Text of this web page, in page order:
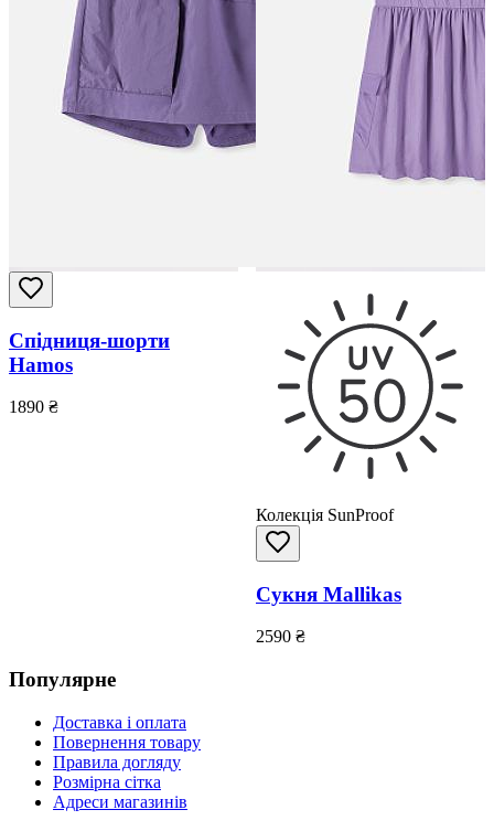
Спідниця-шорти
Hamos
1890 ₴
Колекція SunProof
Сукня Mallikas
2590 ₴
Популярне
Доставка і оплата
Повернення товару
Правила догляду
Розмірна сітка
Адреси магазинів